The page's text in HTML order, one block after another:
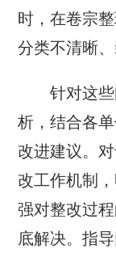
时，在卷宗
分类不清晰
针对这些
析，结合各
改进建议。
改工作机制
强对整改过
底解决。指